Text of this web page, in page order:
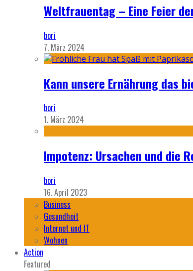
Weltfrauentag – Eine Feier
bori
7. März 2024
Kann unsere Ernährung das
bori
1. März 2024
Impotenz: Ursachen und die
bori
16. April 2023
Business
Gesundheit
Internet und IT
Wohnen
Action
Featured